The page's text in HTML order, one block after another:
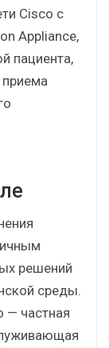
Cisco с
Appliance,
пациента,
решений
среды.
— частная